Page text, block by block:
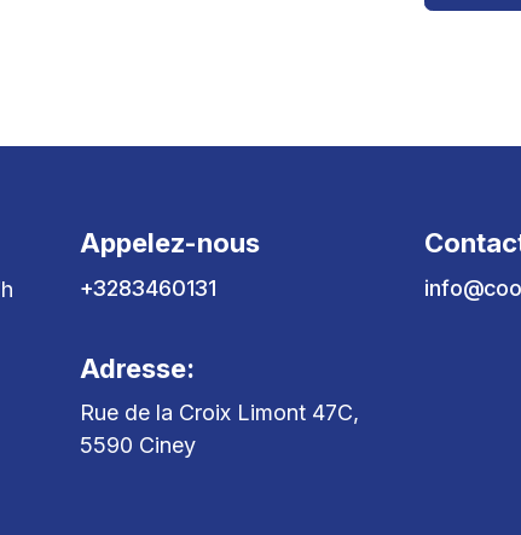
Appelez-nous
+3283460131
Adresse:
Rue de la Croix Limont 47C,
5590 Ciney